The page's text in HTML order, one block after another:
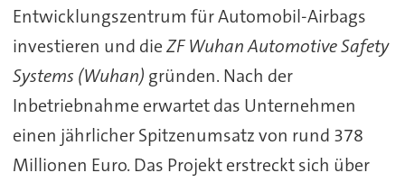
Entwicklungszentrum für Automobil-Airbags
investieren und dieZF Wuhan Automotive Safety
Systems (Wuhan) gründen. Nach der
Inbetriebnahme erwartet das Unternehmen
einen jährlicher Spitzenumsatz von rund 378
Millionen Euro. Das Projekt erstreckt sich über